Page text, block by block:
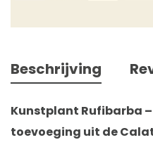
Beschrijving
Kunstplant Rufibarba
toevoeging uit de